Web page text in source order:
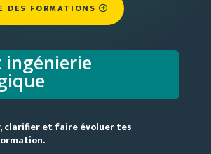
DES FORMATIONS
clarifier et faire évoluer tes